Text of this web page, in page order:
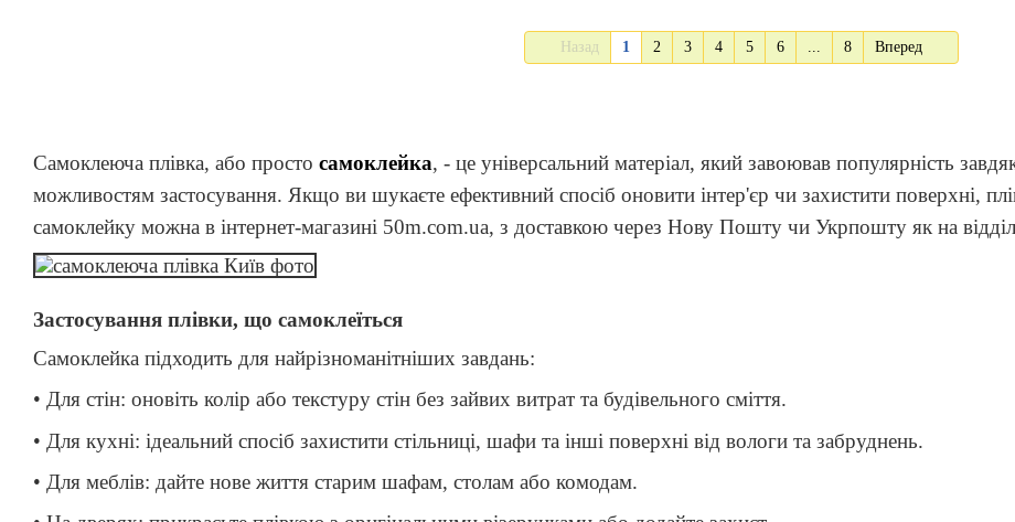
Самоклеюча плівка, або просто самоклейка, - це універсальний матеріал, який завоював популярність
можливостям застосування. Якщо ви шукаєте ефективний спосіб оновити інтер'єр чи захистити поверхні,
самоклейку можна в інтернет-магазині 50m.com.ua, з доставкою через Нову Пошту чи Укрпошту як на
Застосування плівки, що самоклеїться
Самоклейка підходить для найрізноманітніших завдань:
• Для стін: оновіть колір або текстуру стін без зайвих витрат та будівельного сміття.
• Для кухні: ідеальний спосіб захистити стільниці, шафи та інші поверхні від вологи та забруднень.
• Для меблів: дайте нове життя старим шафам, столам або комодам.
Назад 1 2 3 4 5 6 ... 8 Вперед